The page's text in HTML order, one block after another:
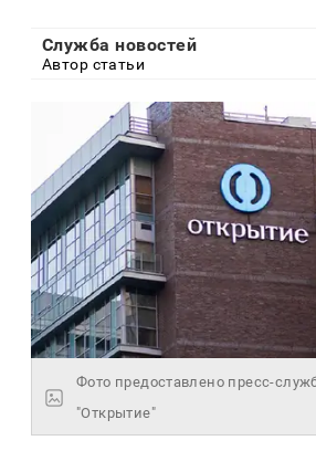
Служба новостей
Автор статьи
Фото предоставлено пресс-
"Открытие"